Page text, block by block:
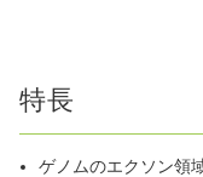
特長
ゲノムのエクソン領